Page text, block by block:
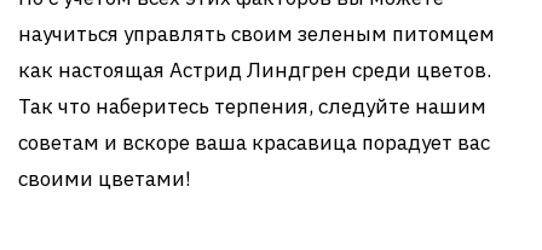
научиться управлять своим зеленым питомцем
как настоящая Астрид Линдгрен среди цветов.
Так что наберитесь терпения, следуйте нашим
советам и вскоре ваша красавица порадует вас
своими цветами!